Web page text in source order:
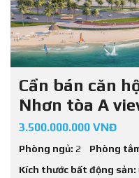
Cần bán căn
Nhơn tòa A
3.500.000.000 VNĐ
Phòng ngủ: 2 Phòng
Kích thước bất động sản: